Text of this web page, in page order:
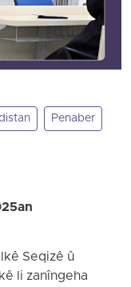
Penaber
Seqizê û
li zanîngeha